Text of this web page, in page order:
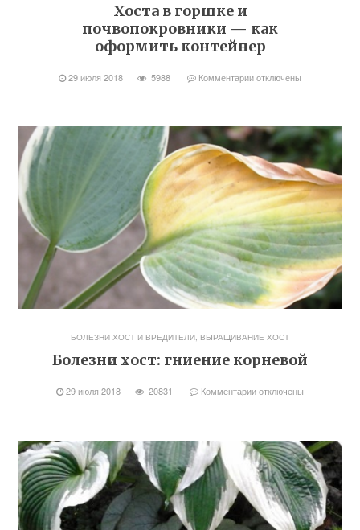
Хоста в горшке и
почвопокровники — как
оформить контейнер
29 июля 2018 5988 Комментарииотключены
БОЛЕЗНИ ХОСТ И ВРЕДИТЕЛИ, ВЫРАЩИВАНИЕ ХОСТ
Болезни хост: гниение корневой
29 июля 2018 20831 Комментарииотключены